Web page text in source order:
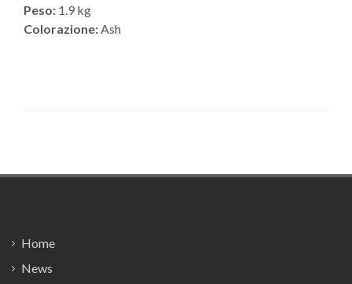
Peso: 1.9 kg
Colorazione:Ash
Home
News